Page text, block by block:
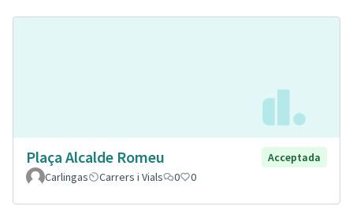
Plaça Alcalde Romeu
Acceptada
Carlingas
Carrers i Vials 0 0